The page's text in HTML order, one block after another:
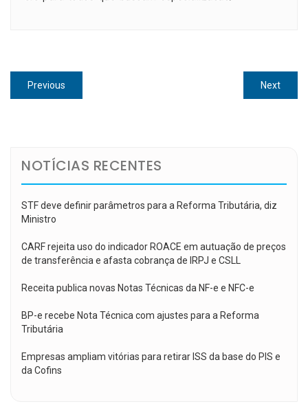
Navegação
de
Previous
post:
NextNext
post:
NOTÍCIAS RECENTES
STF deve definir parâmetros para a Reforma Tributária, diz
Ministro
CARF rejeita uso do indicador ROACE em autuação de preços
de transferência e afasta cobrança de IRPJ e CSLL
Receita publica novas Notas Técnicas da NF-e e NFC-e
BP-e recebe Nota Técnica com ajustes para a Reforma
Tributária
Empresas ampliam vitórias para retirar ISS da base do PIS e
da Cofins